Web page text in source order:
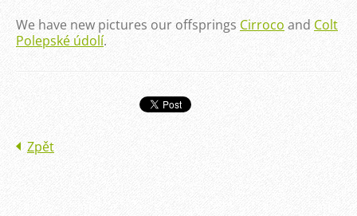
We have new pictures our offsprings Cirroco and Colt
Polepské údolí.
Zpět